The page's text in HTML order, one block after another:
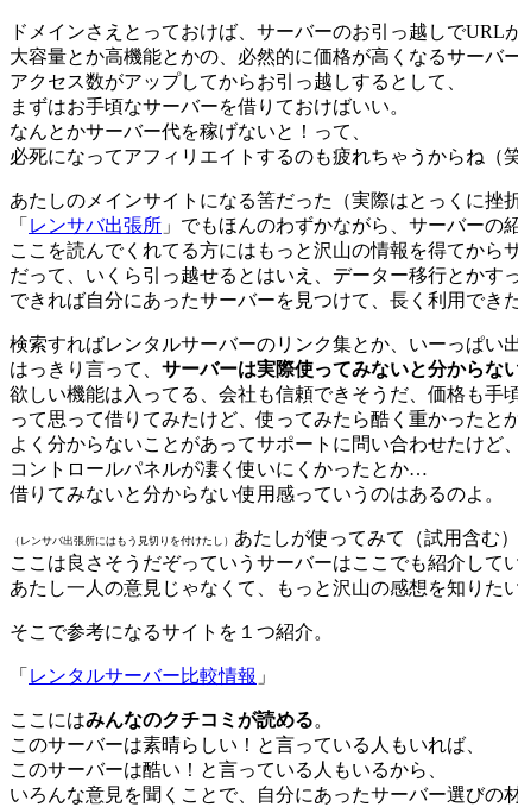
ドメインさえとっておけば、サーバーのお引っ越しでURL
大容量とか高機能とかの、必然的に価格が高くなるサーバ
アクセス数がアップしてからお引っ越しするとして、
まずはお手頃なサーバーを借りておけばいい。
なんとかサーバー代を稼げないと！って、
必死になってアフィリエイトするのも疲れちゃうからね（
あたしのメインサイトになる筈だった（実際はとっくに挫
「 レンサバ出張所 」でもほんのわずかながら、サーバーの
ここを読んでくれてる方にはもっと沢山の情報を得てから
だって、いくら引っ越せるとはいえ、データー移行とかす
できれば自分にあったサーバーを見つけて、長く利用でき
検索すればレンタルサーバーのリンク集とか、いーっぱい
はっきり言って、 サーバーは実際使ってみないと分からな
欲しい機能は入ってる、会社も信頼できそうだ、価格も手
って思って借りてみたけど、使ってみたら酷く重かったとか
よく分からないことがあってサポートに問い合わせたけど
コントロールパネルが凄く使いにくかったとか…
借りてみないと分からない使用感っていうのはあるのよ。
（レンサバ出張所にはもう見切りを付けたし） あたしが使ってみて（試用含む
ここは良さそうだぞっていうサーバーはここでも紹介して
あたし一人の意見じゃなくて、もっと沢山の感想を知りた
そこで参考になるサイトを１つ紹介。
「 レンタルサーバー比較情報 」
ここにはみんなのクチコミが読める。
このサーバーは素晴らしい！と言っている人もいれば、
このサーバーは酷い！と言っている人もいるから、
いろんな意見を聞くことで、自分にあったサーバー選びの